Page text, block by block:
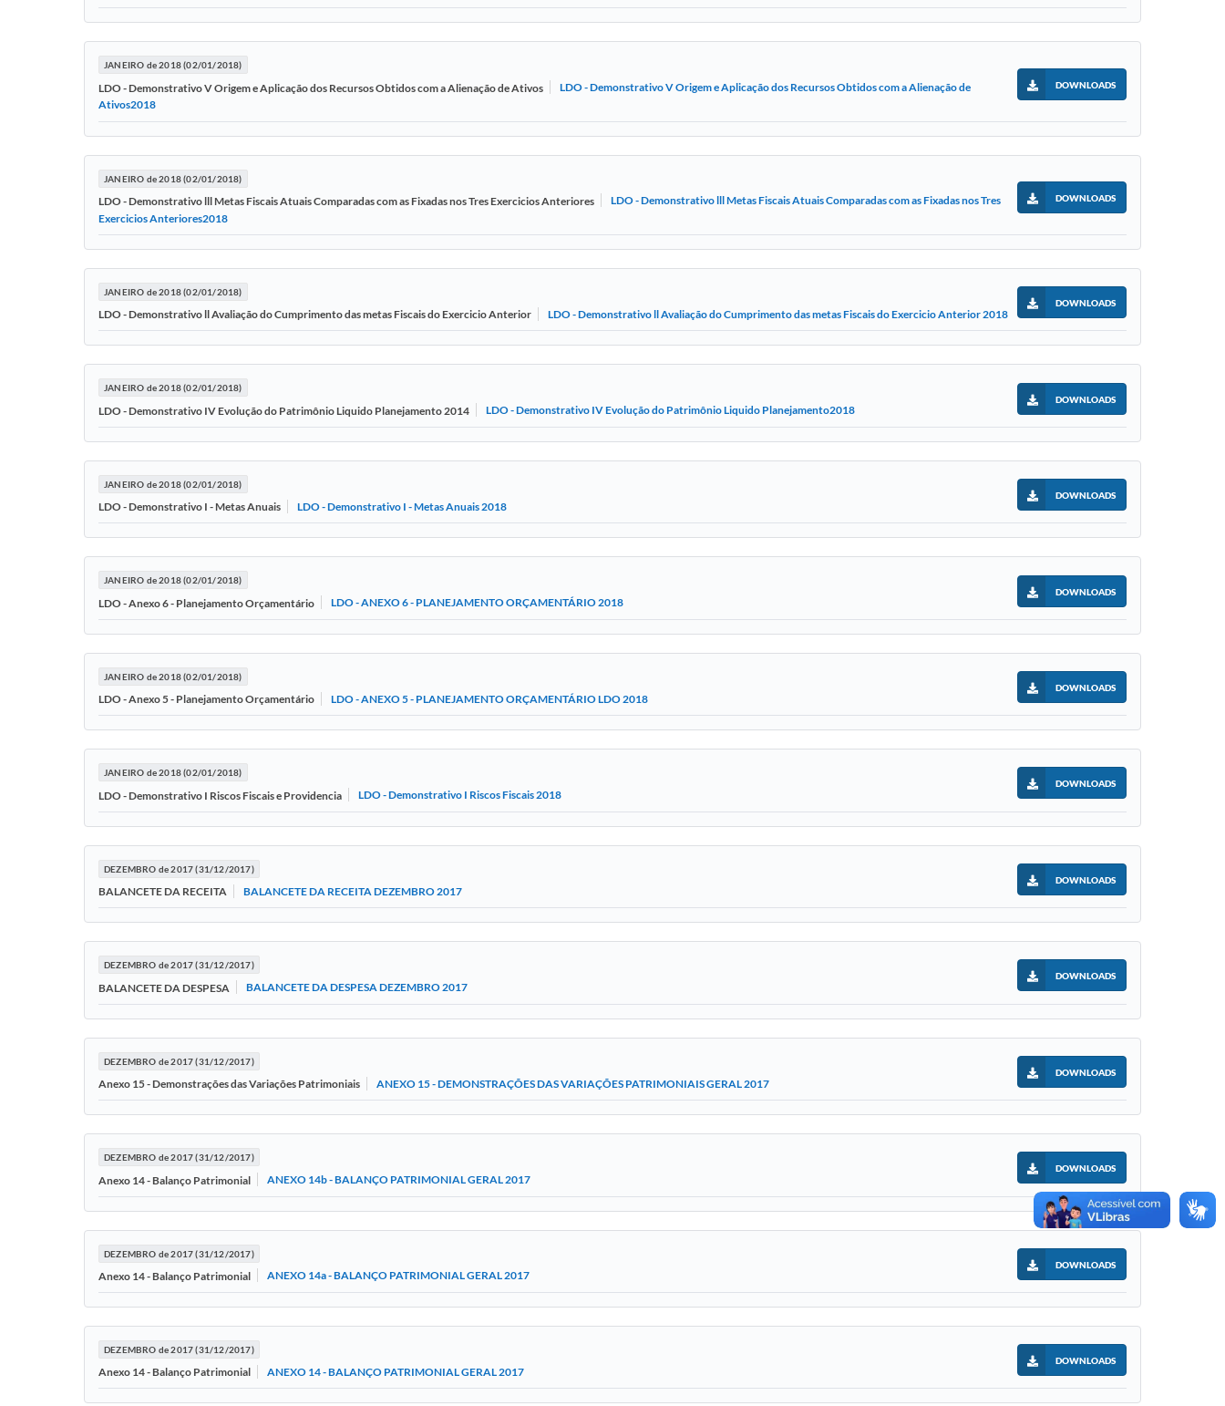
JANEIRO de 2018 (02/01/2018)
LDO - Demonstrativo V Origem e Aplicação dos Recursos Obtidos com a Alienação de Ativos
LDO - Demonstrativo V Origem e Aplicação dos Recursos Obtidos com a Alienação de
Ativos2018
DOWNLOADS
JANEIRO de 2018 (02/01/2018)
LDO - Demonstrativo lll Metas Fiscais Atuais Comparadas com as Fixadas nos Tres Exercicios Anteriores
LDO - Demonstrativo lll Metas Fiscais Atuais Comparadas com as Fixadas nos Tres
Exercicios Anteriores2018
DOWNLOADS
JANEIRO de 2018 (02/01/2018)
LDO - Demonstrativo ll Avaliação do Cumprimento das metas Fiscais do Exercicio Anterior LDO - Demonstrativo ll Avaliação do Cumprimento das metas Fiscais do Exercicio Anterior 2018
DOWNLOADS
JANEIRO de 2018 (02/01/2018)
LDO - Demonstrativo IV Evolução do Patrimônio Liquido Planejamento 2014 LDO - Demonstrativo IV Evolução do Patrimônio Liquido Planejamento2018
DOWNLOADS
JANEIRO de 2018 (02/01/2018)
LDO - Demonstrativo I - Metas Anuais LDO - Demonstrativo I - Metas Anuais 2018
DOWNLOADS
JANEIRO de 2018 (02/01/2018)
LDO - Anexo 6 - Planejamento Orçamentário LDO - ANEXO 6 - PLANEJAMENTO ORÇAMENTÁRIO 2018
DOWNLOADS
JANEIRO de 2018 (02/01/2018)
LDO - Anexo 5 - Planejamento Orçamentário LDO - ANEXO 5 - PLANEJAMENTO ORÇAMENTÁRIO LDO 2018
DOWNLOADS
JANEIRO de 2018 (02/01/2018)
LDO - Demonstrativo I Riscos Fiscais e Providencia LDO - Demonstrativo I Riscos Fiscais 2018
DOWNLOADS
DEZEMBRO de 2017 (31/12/2017)
BALANCETE DA RECEITA BALANCETE DA RECEITA DEZEMBRO 2017
DOWNLOADS
DEZEMBRO de 2017 (31/12/2017)
BALANCETE DA DESPESA BALANCETE DA DESPESA DEZEMBRO 2017
DOWNLOADS
DEZEMBRO de 2017 (31/12/2017)
Anexo 15 - Demonstrações das Variações Patrimoniais ANEXO 15 - DEMONSTRAÇÕES DAS VARIAÇÕES PATRIMONIAIS GERAL 2017
DOWNLOADS
DEZEMBRO de 2017 (31/12/2017)
Anexo 14 - Balanço Patrimonial ANEXO 14b - BALANÇO PATRIMONIAL GERAL 2017
DOWNLOADS
DEZEMBRO de 2017 (31/12/2017)
Anexo 14 - Balanço Patrimonial ANEXO 14a - BALANÇO PATRIMONIAL GERAL 2017
DOWNLOADS
DEZEMBRO de 2017 (31/12/2017)
Anexo 14 - Balanço Patrimonial ANEXO 14 - BALANÇO PATRIMONIAL GERAL 2017
DOWNLOADS